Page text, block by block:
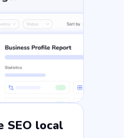
SEO local